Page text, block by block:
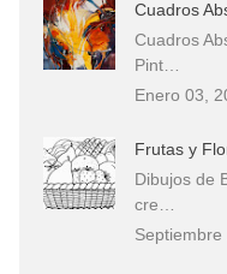
Cuadros
Cuadros
Pint…
Enero 03,
Frutas y
Dibujos de
cre…
Septiembre